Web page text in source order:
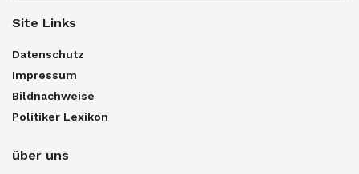
Site Links
Datenschutz
Impressum
Bildnachweise
Politiker Lexikon
über uns